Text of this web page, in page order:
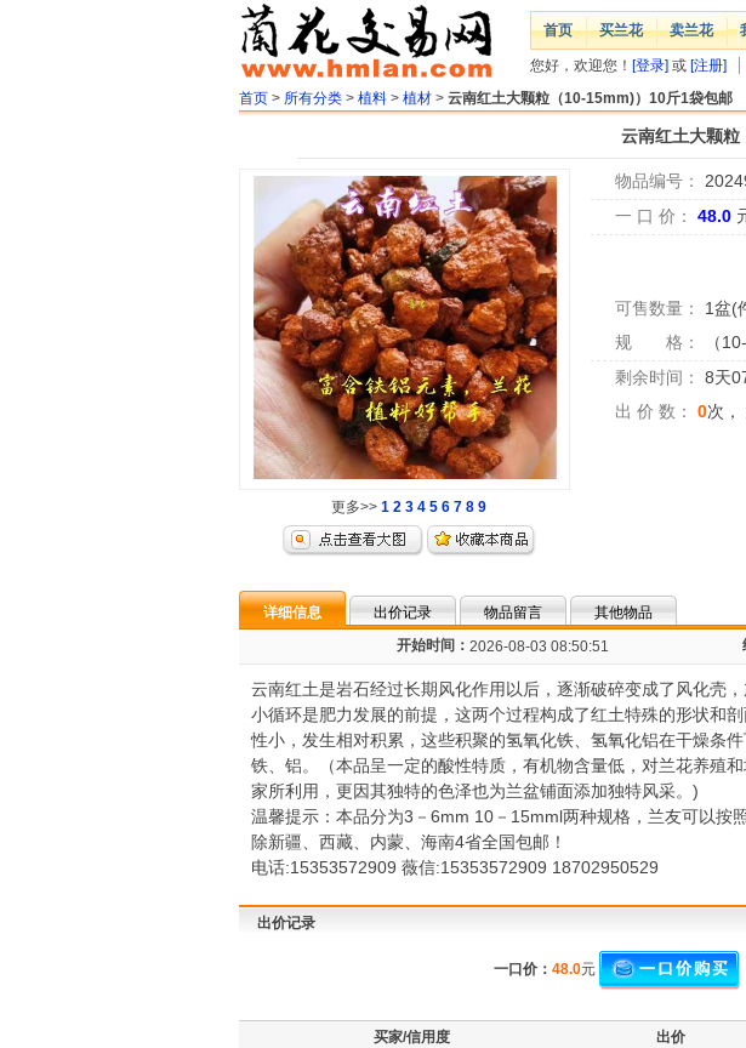
首页 买兰花 卖兰花
您好，欢迎您！ [登录] 或 [注册]
首页 > 所有分类 > 植料 > 植材 > 云南红土大颗粒（10-15mm)）10斤1袋包邮
云南红土大颗
更多>> 1 2 3 4 5 6 7 8 9
物品编号：
一 口 价：
48.0
可售数量： 1盆(
规 格：
（
剩余时间：
8天
出 价 数：
0次，
详细信息 出价记录 物品留言
其他物品
开始时间： 2026-08-03 08:50:51
云南红土是岩石经过长期风化作用以后，逐渐破碎变成了风化壳
小循环是肥力发展的前提，这两个过程构成了红土特殊的形状和
性小，发生相对积累，这些积聚的氢氧化铁、氢氧化铝在干燥条
铁、铝。（本品呈一定的酸性特质，有机物含量低，对兰花养殖
家所利用，更因其独特的色泽也为兰盆铺面添加独特风采。)
温馨提示：本品分为3－6mm 10－15mml两种规格，兰友可以按
除新疆、西藏、内蒙、海南4省全国包邮！
电话:15353572909 薇信:15353572909 18702950529
出价记录
一口价： 48.0元
买家/信用度 出价